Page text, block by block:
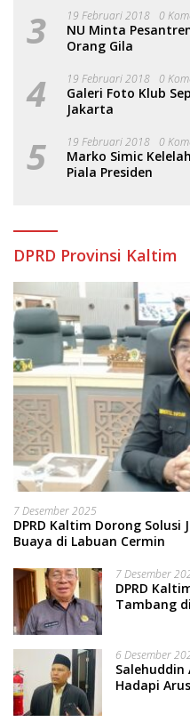
3 19 Februari 2018 0
NU Minta
Orang Gila
4 19 Februari 2018 0
Galeri Foto Klub
Jakarta
5 19 Februari 2018 0
Marko Simic
Piala Presiden
DPRD Provinsi Kaltim
7 Desember 2025
DPRD Kaltim Dorong Solusi
Buaya di Labuan Cermin
7 Desember
DPRD
Tambang
6 Desember
Hadapi